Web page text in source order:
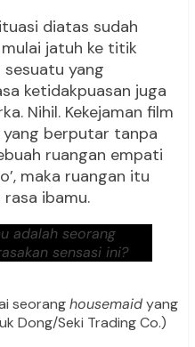
diatas sudah
jatuh ke titik
yang
ketidakpuasan juga
Nihil. Kekejaman film
berputar tanpa
ruangan empati
maka ruangan itu
ibamu.
adalah seorang
sensasi ini?
seoranghousemaidyang
Dong/Seki Trading Co.)